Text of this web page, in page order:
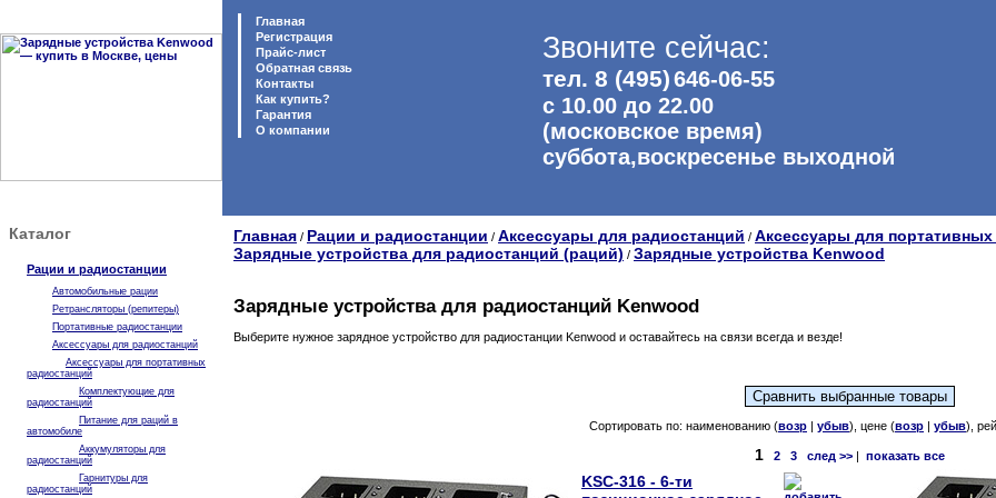
Главная
Регистрация
Прайс-лист
Обратная связь
Контакты
Как купить?
Гарантия
O компании
Звоните сейчас:
тел. 8 (495)646-06-55
с 10.00 до 22.00
(московское время)
суббота,воскресенье выходной
Каталог
Рации и радиостанции
Автомобильные рации
Ретрансляторы (репитеры)
Портативные радиостанции
Аксессуары для радиостанций
Аксессуары для портативных
радиостанций
Комплектующие для
радиостанций
Питание для раций в
автомобиле
Аккумуляторы для
радиостанций
Гарнитуры для
радиостанций
Главная / Рации и радиостанции / Аксессуары для радиостанций / Аксессуары для
Зарядные устройства для радиостанций (раций) / Зарядные устройства Kenwood
Зарядные устройства для радиостанций Kenwood
Выберите нужное зарядное устройство для радиостанции Kenwood и оставайтесь на связи всегда и везде!
Сортировать по: наименованию (возр | убыв), цене (возр | убыв),
1 2 3 след >> | показать все
KSC-316 - 6-ти